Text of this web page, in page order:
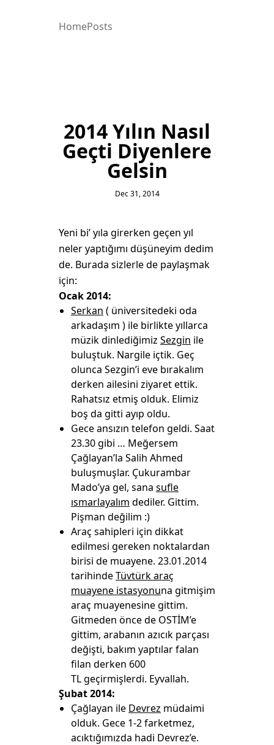
HomePosts
2014 Yılın Nasıl
Geçti Diyenlere
Gelsin
Dec 31, 2014
Yeni bi’ yıla girerken geçen yıl
neler yaptığımı düşüneyim dedim
de. Burada sizlerle de paylaşmak
için:
Ocak 2014:
Serkan ( üniversitedeki oda
arkadaşım ) ile birlikte yıllarca
müzik dinlediğimiz Sezgin ile
buluştuk. Nargile içtik. Geç
olunca Sezgin’i eve bırakalım
derken ailesini ziyaret ettik.
Rahatsız etmiş olduk. Elimiz
boş da gitti ayıp oldu.
Gece ansızın telefon geldi. Saat
23.30 gibi … Meğersem
Çağlayan’la Salih Ahmed
buluşmuşlar. Çukurambar
Mado’ya gel, sana sufle
ısmarlayalım dediler. Gittim.
Pişman değilim :)
Araç sahipleri için dikkat
edilmesi gereken noktalardan
birisi de muayene. 23.01.2014
tarihindeTüvtürk araç
muayene istasyonuna gitmişim
araç muayenesine gittim.
Gitmeden önce de OSTİM’e
gittim, arabanın azıcık parçası
değişti, bakım yaptılar falan
filan derken 600
TL geçirmişlerdi. Eyvallah.
Şubat 2014:
Çağlayan ile Devrez müdaimi
olduk. Gece 1-2 farketmez,
acıktığımızda hadi Devrez’e.